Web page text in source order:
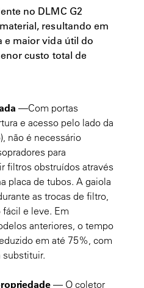
no DLMC G2
resultando em
e maior vida útil do
custo total de
—Com portas
e acesso pelo lado da
não é necessário
para
filtros obstruídos através
placa de tubos. A gaiola
as trocas de filtro,
e leve. Em
anteriores, o tempo
em até 75%, com
— O coletor